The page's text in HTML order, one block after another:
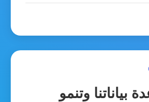
بياناتنا وتنمو